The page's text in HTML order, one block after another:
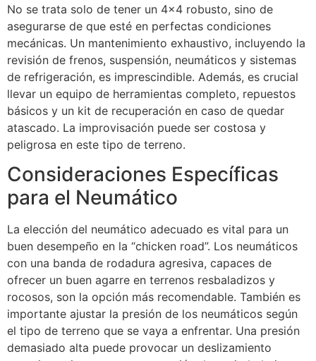
No se trata solo de tener un 4×4 robusto, sino de
asegurarse de que esté en perfectas condiciones
mecánicas. Un mantenimiento exhaustivo, incluyendo la
revisión de frenos, suspensión, neumáticos y sistemas
de refrigeración, es imprescindible. Además, es crucial
llevar un equipo de herramientas completo, repuestos
básicos y un kit de recuperación en caso de quedar
atascado. La improvisación puede ser costosa y
peligrosa en este tipo de terreno.
Consideraciones Específicas
para el Neumático
La elección del neumático adecuado es vital para un
buen desempeño en la “chicken road”. Los neumáticos
con una banda de rodadura agresiva, capaces de
ofrecer un buen agarre en terrenos resbaladizos y
rocosos, son la opción más recomendable. También es
importante ajustar la presión de los neumáticos según
el tipo de terreno que se vaya a enfrentar. Una presión
demasiado alta puede provocar un deslizamiento